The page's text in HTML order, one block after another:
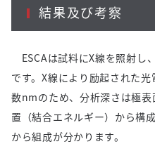
結果及び考察
ESCAは試料にX線を照射し
です。X線により励起された
数nmのため、分析深さは極表
置（結合エネルギー）から構
から組成が分かります。